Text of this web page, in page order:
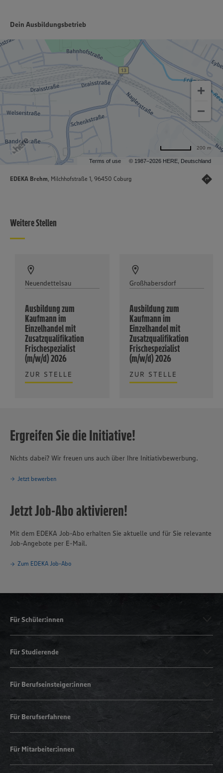
Dein Ausbildungsbetrieb
Terms of use © 1987–2026 HERE, Deutschland
200 m
EDEKA Brehm, Milchhofstraße 1, 96450 Coburg
Weitere Stellen
Neuendettelsau
Ausbildung zum
Kaufmann im
Einzelhandel mit
Zusatzqualifikation
Frischespezialist
(m/w/d) 2026
ZUR STELLE
Großhabersdorf
Ausbildung zum
Kaufmann im
Einzelhandel mit
Zusatzqualifikation
Frischespezialist
(m/w/d) 2026
ZUR STELLE
Ergreifen Sie die Initiative!
Nichts dabei? Wir freuen uns auch über Ihre Initiativbewerbung.
Jetzt bewerben
Jetzt Job-Abo aktivieren!
Mit dem EDEKA Job-Abo erhalten Sie aktuelle und für Sie relevante
Job-Angebote per E-Mail.
Zum EDEKA Job-Abo
Für Schüler:innen
Für Studierende
Für Berufseinsteiger:innen
Für Berufserfahrene
Für Mitarbeiter:innen